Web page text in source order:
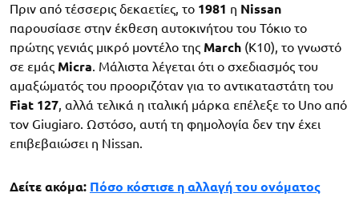
Πριν από τέσσερις δεκαετίες, το 1981 η Nissan
παρουσίασε στην έκθεση αυτοκινήτου του Τόκιο το
πρώτης γενιάς μικρό μοντέλο της March (K10), το γνωστό
σε εμάς Micra. Μάλιστα λέγεται ότι ο σχεδιασμός του
αμαξώματός του προοριζόταν για το αντικαταστάτη του
Fiat 127, αλλά τελικά η ιταλική μάρκα επέλεξε το Uno από
τον Giugiaro. Ωστόσο, αυτή τη φημολογία δεν την έχει
επιβεβαιώσει η Nissan.
Δείτε ακόμα: Πόσο κόστισε η αλλαγή του ονόματος